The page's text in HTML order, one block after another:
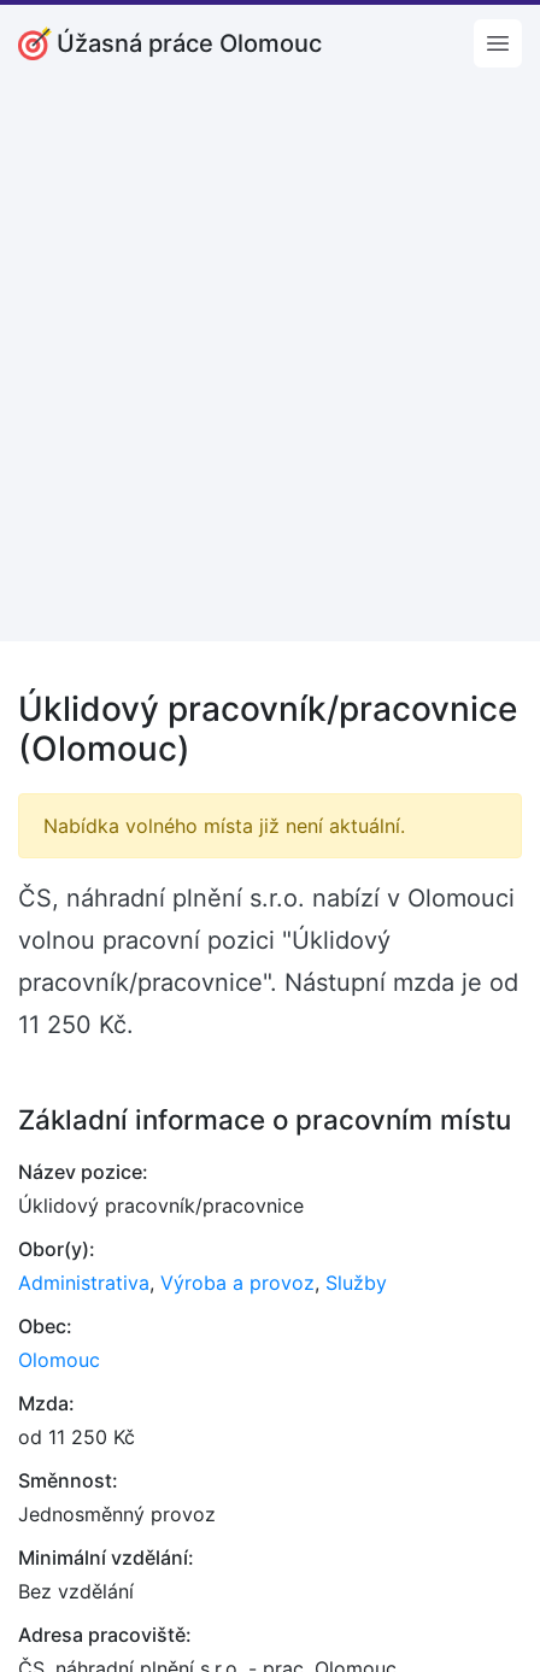
Úžasná práce Olomouc
Úklidový pracovník/pracovnice
(Olomouc)
Nabídka volného místa již není aktuální.
ČS, náhradní plnění s.r.o. nabízí v Olomouci
volnou pracovní pozici "Úklidový
pracovník/pracovnice". Nástupní mzda je od
11 250 Kč.
Základní informace o pracovním místu
Název pozice:
Úklidový pracovník/pracovnice
Obor(y):
Administrativa, Výroba a provoz, Služby
Obec:
Olomouc
Mzda:
od 11 250 Kč
Směnnost:
Jednosměnný provoz
Minimální vzdělání:
Bez vzdělání
Adresa pracoviště: